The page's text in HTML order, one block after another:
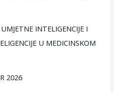
INTELIGENCIJE I
U MEDICINSKOM
2026